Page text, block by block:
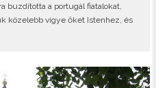
buzdította a portugál fiatalokat,
közelebb vigye őket Istenhez, és